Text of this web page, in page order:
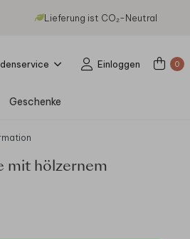
Lieferung ist CO₂-Neutral
Einloggen 0
Geschenke
mit hölzernem